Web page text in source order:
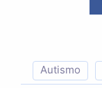
Autismo